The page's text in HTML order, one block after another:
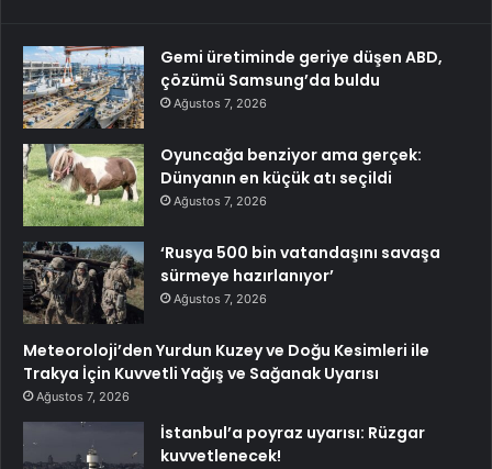
Gemi üretiminde geriye düşen ABD,
çözümü Samsung’da buldu
Ağustos 7, 2026
Oyuncağa benziyor ama gerçek:
Dünyanın en küçük atı seçildi
Ağustos 7, 2026
‘Rusya 500 bin vatandaşını savaşa
sürmeye hazırlanıyor’
Ağustos 7, 2026
Meteoroloji’den Yurdun Kuzey ve Doğu Kesimleri ile
Trakya İçin Kuvvetli Yağış ve Sağanak Uyarısı
Ağustos 7, 2026
İstanbul’a poyraz uyarısı: Rüzgar
kuvvetlenecek!